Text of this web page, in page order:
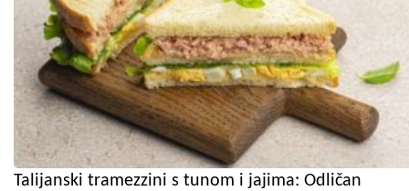
Talijanski tramezzini s tunom i jajima: Odličan